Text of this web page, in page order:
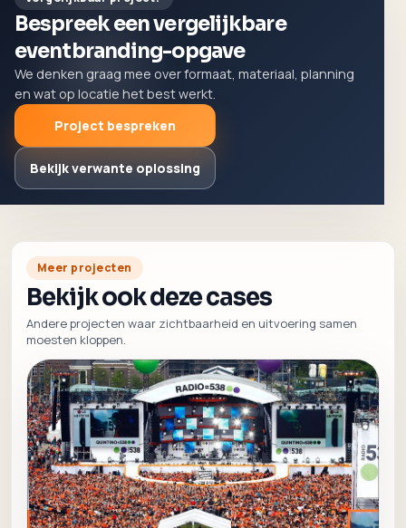
Bespreek een vergelijkbare
eventbranding-opgave
We denken graag mee over formaat, materiaal, planning
en wat op locatie het best werkt.
Project bespreken
Bekijk verwante oplossing
Meer projecten
Bekijk ook deze cases
Andere projecten waar zichtbaarheid en uitvoering samen
moesten kloppen.